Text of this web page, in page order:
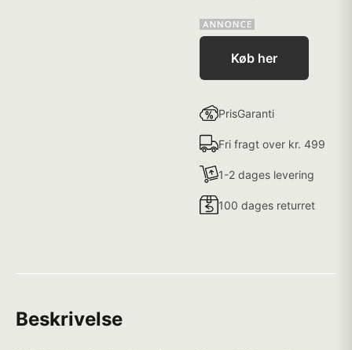
Køb her
PrisGaranti
Fri fragt over kr. 499
1-2 dages levering
100 dages returret
Beskrivelse